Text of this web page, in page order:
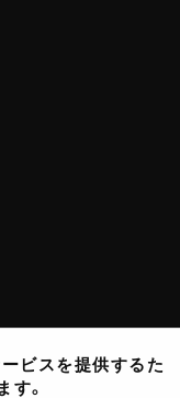
ビスを提供するた
す。